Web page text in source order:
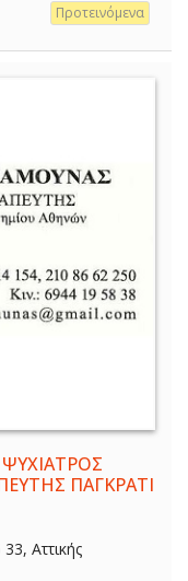
Προτεινόμενα
ΠΑΓΚΡΑΤΙ
Αττικής